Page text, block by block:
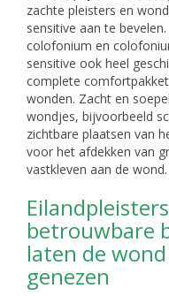
zachte pleisters en
sensitive aan te
colofonium en
sensitive ook heel
complete
wonden. Zacht en
wondjes, bijvoorbeeld
zichtbare plaatsen van
voor het afdekken van
vastkleven aan de
betrouwbare
laten de
genezen